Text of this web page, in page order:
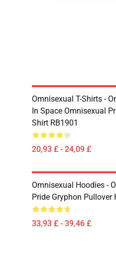
Omnisexual T-Shirts -
In Space Omnisexual
Shirt RB1901
20,93 £ - 24,09 £
Omnisexual Hoodies -
Pride Gryphon Pullover
33,93 £ - 39,46 £